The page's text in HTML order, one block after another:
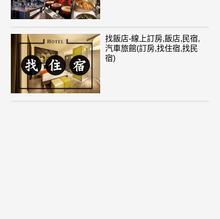
找飯店-線上訂房,飯店,民宿,
汽車旅館(訂房,找住宿,找民
宿)